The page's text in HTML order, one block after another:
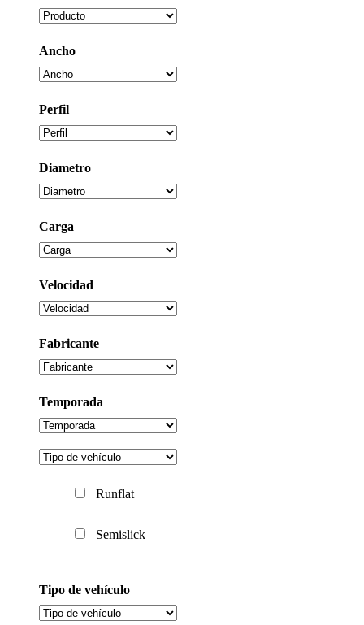
Ancho
Perfil
Diametro
Carga
Velocidad
Fabricante
Temporada
Runflat
Semislick
Tipo de vehículo